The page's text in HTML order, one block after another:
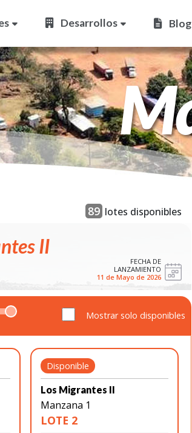
89 lotes disponibles
II
FECHA DE
LANZAMIENTO
11 de Mayo de 2026
Mostrar solo disponibles
Disponible
Los Migrantes II
Manzana 1
LOTE 2